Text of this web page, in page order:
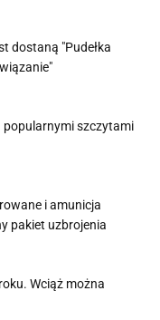
dostaną "Pudełka
popularnymi szczytami
i amunicja
pakiet uzbrojenia
Wciąż można